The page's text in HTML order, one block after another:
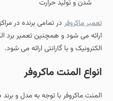
شدن و تولید حرارت
تعمیر ماکروفر
ارائه می شود و همچنین تعمیر برد
الکترونیک و با گارانتی ارائه می شود.
انواع المنت ماکروفر
المنت ماکروفر با توجه به مدل و